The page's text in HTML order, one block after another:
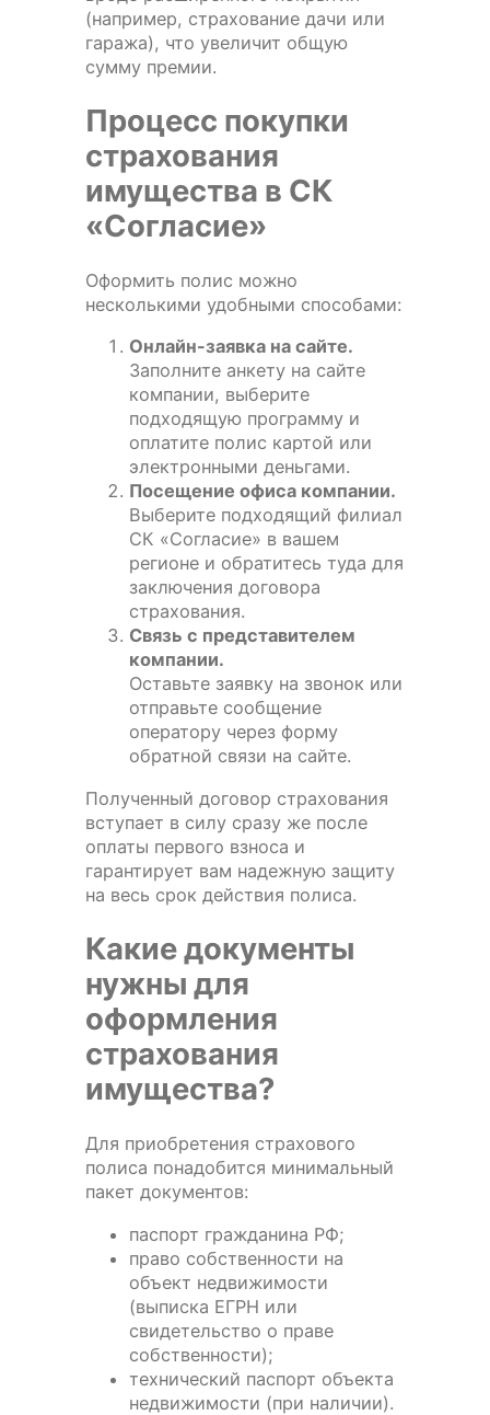
(например, страхование дачи или
гаража), что увеличит общую
сумму премии.
Процесс покупки
страхования
имущества в СК
«Согласие»
Оформить полис можно
несколькими удобными способами:
Онлайн-заявка на сайте.
Заполните анкету на сайте
компании, выберите
подходящую программу и
оплатите полис картой или
электронными деньгами.
Посещение офиса компании.
Выберите подходящий филиал
СК «Согласие» в вашем
регионе и обратитесь туда для
заключения договора
страхования.
Связь с представителем
компании.
Оставьте заявку на звонок или
отправьте сообщение
оператору через форму
обратной связи на сайте.
Полученный договор страхования
вступает в силу сразу же после
оплаты первого взноса и
гарантирует вам надежную защиту
на весь срок действия полиса.
Какие документы
нужны для
оформления
страхования
имущества?
Для приобретения страхового
полиса понадобится минимальный
пакет документов:
паспорт гражданина РФ;
право собственности на
объект недвижимости
(выписка ЕГРН или
свидетельство о праве
собственности);
технический паспорт объекта
недвижимости (при наличии).